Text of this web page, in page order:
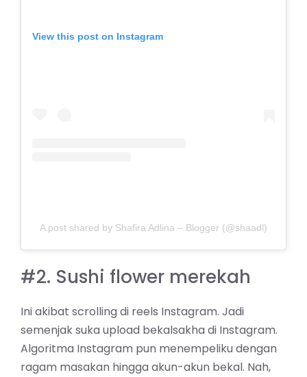
View this post on Instagram
A post shared by Shafira Adlina – Blogger (@shaadl)
#2. Sushi flower merekah
Ini akibat scrolling di reels Instagram. Jadi
semenjak suka upload bekalsakha di Instagram.
Algoritma Instagram pun menempeliku dengan
ragam masakan hingga akun-akun bekal. Nah,